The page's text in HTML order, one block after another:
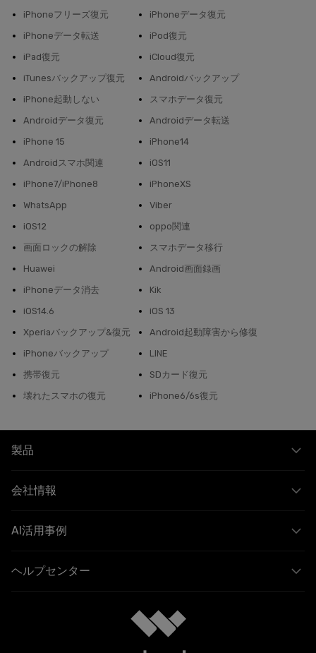
iPhoneフリーズ復元
iPhoneデータ復元
iPhoneデータ転送
iPod復元
iPad復元
iCloud復元
iTunesバックアップ復元
Androidバックアップ
iPhone起動しない
スマホデータ復元
Androidデータ復元
Androidデータ転送
iPhone 15
iPhone14
Androidスマホ関連
iOS11
iPhone7/iPhone8
iPhoneXS
WhatsApp
Viber
iOS12
oppo関連
画面ロックの解除
スマホデータ移行
Huawei
Android画面録画
iPhoneデータ消去
Kik
iOS14.6
iOS 13
Xperiaバックアップ&復元
Android起動障害から修復
iPhoneバックアップ
LINE
携帯復元
SDカード復元
壊れたスマホの復元
iPhone6/6s復元
製品
会社情報
AI活用事例
ヘルプセンター